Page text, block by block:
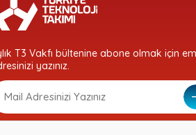
T3 Vakfı bültenine abone olmak için
yazınız.